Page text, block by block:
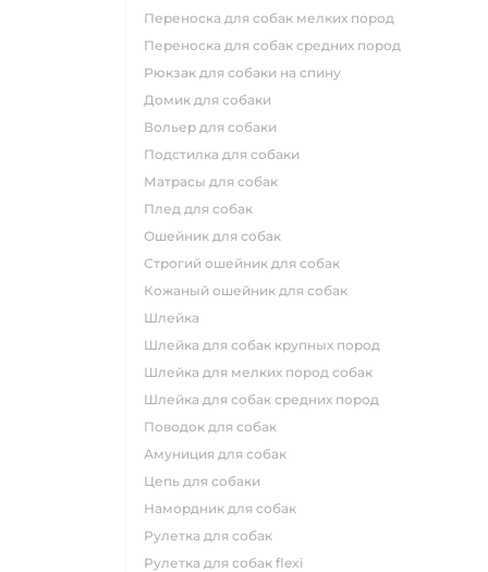
переноска для собак мелких пород
переноска для собак средних пород
рюкзак для собаки на спину
домик для собаки
вольер для собаки
подстилка для собаки
матрасы для собак
плед для собак
ошейник для собак
строгий ошейник для собак
кожаный ошейник для собак
шлейка
шлейка для собак крупных пород
шлейка для мелких пород собак
шлейка для собак средних пород
поводок для собак
амуниция для собак
цепь для собаки
намордник для собак
рулетка для собак
рулетка для собак flexi